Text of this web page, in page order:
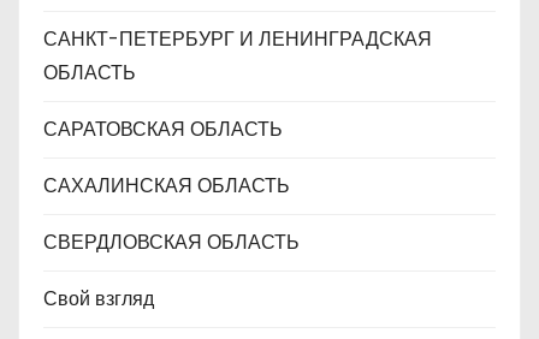
САНКТ-ПЕТЕРБУРГ И ЛЕНИНГРАДСКАЯ
ОБЛАСТЬ
САРАТОВСКАЯ ОБЛАСТЬ
САХАЛИНСКАЯ ОБЛАСТЬ
СВЕРДЛОВСКАЯ ОБЛАСТЬ
Свой взгляд